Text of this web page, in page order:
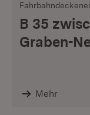
B 35
Graben-
Mehr